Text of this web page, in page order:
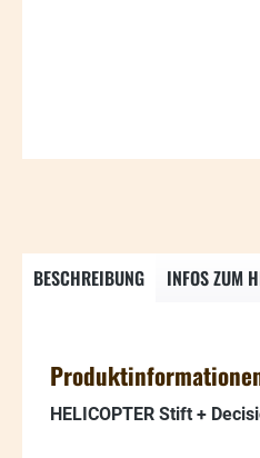
BESCHREIBUNG INFOS ZUM
HELICOPTER Stift +